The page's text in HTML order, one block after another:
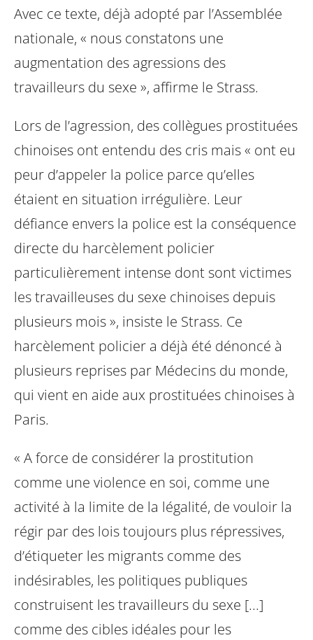
Avec ce texte, déjà adopté par l’Assemblée
nationale, « nous constatons une
augmentation des agressions des
travailleurs du sexe », affirme le Strass.
Lors de l’agression, des collègues prostituées
chinoises ont entendu des cris mais « ont eu
peur d’appeler la police parce qu’elles
étaient en situation irrégulière. Leur
défiance envers la police est la conséquence
directe du harcèlement policier
particulièrement intense dont sont victimes
les travailleuses du sexe chinoises depuis
plusieurs mois », insiste le Strass. Ce
harcèlement policier a déjà été dénoncé à
plusieurs reprises par Médecins du monde,
qui vient en aide aux prostituées chinoises à
Paris.
« A force de considérer la prostitution
comme une violence en soi, comme une
activité à la limite de la légalité, de vouloir la
régir par des lois toujours plus répressives,
d’étiqueter les migrants comme des
indésirables, les politiques publiques
construisent les travailleurs du sexe [...]
comme des cibles idéales pour les